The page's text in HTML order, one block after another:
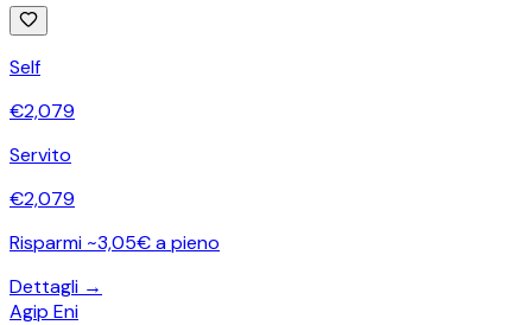
Self
€2,079
Servito
€2,079
Risparmi ~3,05€ a pieno
Dettagli →
Agip Eni